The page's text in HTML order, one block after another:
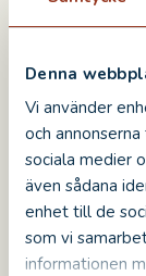
Denna
Vi använder
och
sociala medier
även sådana
enhet till de
som vi
informationen
SHARE:
ON